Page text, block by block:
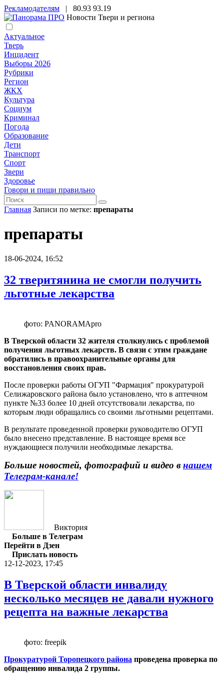
Рекламодателям | 80.93 93.19
Новости Твери и региона
Актуальное
Тверь
Инцидент
Выборы 2026
Рубрики
Регион
ЖКХ
Культура
Социум
Криминал
Погода
Образование
Дети
Транспорт
Спорт
Звери
Здоровье
Говори и пиши правильно
Главная Записи по метке: препараты
препараты
18-06-2024, 16:52
32 тверитянина не смогли получить
льготные лекарства
фото: PANORAMApro
В Тверской области 32 жителя столкнулись с проблемой
получения льготных лекарств. В связи с этим граждане
обратились в правоохранительные органы для
восстановления своих прав.
После проверки работы ОГУП "Фармация" прокуратурой
Селижаровского района было установлено, что в аптечном
пункте №33 более 10 дней отсутствовали лекарства, по
которым люди обращались со своими льготными рецептами.
В результате проведенной проверки руководителю ОГУП
было внесено представление. В настоящее время все
нуждающиеся получили необходимые лекарства.
Больше новостей, фотографий и видео в нашем
Телеграм-канале!
Виктория
Больше в Телеграм
Перейти в Дзен
Прислать новость
12-12-2023, 17:45
В Тверской области инвалиду
несколько месяцев не давали нужного
рецепта на важные лекарства
фото: freepik
Прокуратурой Торопецкого района проведена проверка по
обращению инвалида 2 группы.